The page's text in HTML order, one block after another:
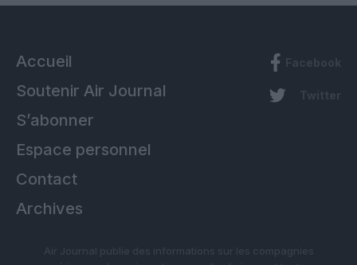
Accueil
Soutenir Air Journal
S’abonner
Espace personnel
Contact
Archives